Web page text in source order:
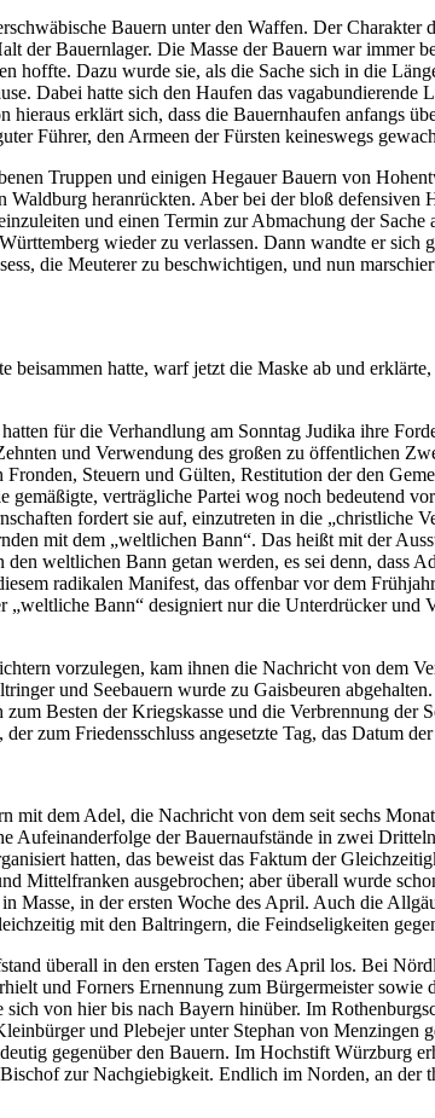
Bauern unter den Waffen. Der
der Bauernlager. Die Masse der Bauern war immer
hoffte. Dazu wurde sie, als die Sache sich in die
Dabei hatte sich den Haufen das vagabundierende
erklärt sich, dass die Bauernhaufen anfangs
Führer, den Armeen der Fürsten keineswegs
Truppen und einigen Hegauer Bauern von
heranrückten. Aber bei der bloß
und einen Termin zur Abmachung der
wieder zu verlassen. Dann wandte er sich
die Meuterer zu beschwichtigen, und nun
hatte, warf jetzt die Maske ab und
für die Verhandlung am Sonntag Judika ihre
und Verwendung des großen zu öffentlichen
Steuern und Gülten, Restitution der den
verträgliche Partei wog noch bedeutend
fordert sie auf, einzutreten in die „christliche
mit dem „weltlichen Bann“. Das heißt mit der
weltlichen Bann getan werden, es sei denn, dass
radikalen Manifest, das offenbar vor dem
Bann“ designiert nur die Unterdrücker und
vorzulegen, kam ihnen die Nachricht von dem
und Seebauern wurde zu Gaisbeuren
Besten der Kriegskasse und die Verbrennung der
zum Friedensschluss angesetzte Tag, das Datum
dem Adel, die Nachricht von dem seit sechs
Aufeinanderfolge der Bauernaufstände in zwei
hatten, das beweist das Faktum der
Mittelfranken ausgebrochen; aber überall wurde
Masse, in der ersten Woche des April. Auch die
mit den Baltringern, die Feindseligkeiten
überall in den ersten Tagen des April los. Bei
und Forners Ernennung zum Bürgermeister sowie
von hier bis nach Bayern hinüber. Im
und Plebejer unter Stephan von Menzingen
gegenüber den Bauern. Im Hochstift Würzburg
zur Nachgiebigkeit. Endlich im Norden, an der